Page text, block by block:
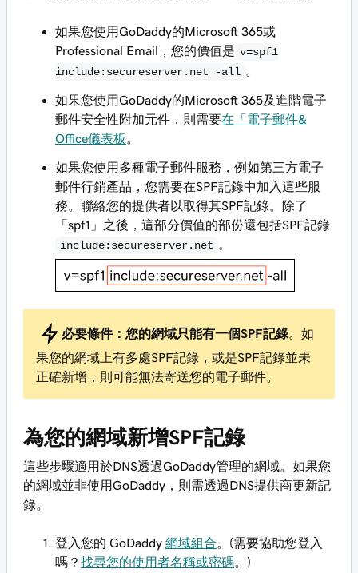
如果您使用GoDaddy的Microsoft 365或
Professional Email，您的價值是 v=spf1
include:secureserver.net -all
如果您使用GoDaddy的Microsoft 365及進階電子
郵件安全性附加元件，則需要在「電子郵件&
Office儀表板
如果您使用多種電子郵件服務，例如第三方電子
郵件行銷產品，您需要在SPF記錄中加入這些服
務。聯絡您的提供者以取得其SPF記錄。除了
「spf1」之後，這部分價值的部份還包括SPF記錄
include:secureserver.net
必要條件： 您的網域只能有一個SPF記錄。如
果您的網域上有多處SPF記錄，或是SPF記錄並未
正確新增，則可能無法寄送您的電子郵件。
為您的網域新增SPF記錄
這些步驟適用於DNS透過GoDaddy管理的網域。如果您
的網域並非使用GoDaddy，則需透過DNS提供商更新記
錄。
登入您的 GoDaddy 網域組合。(需要協助您登入
嗎？ 找尋您的使用者名稱或密碼。)